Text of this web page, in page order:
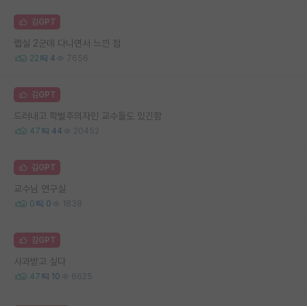
김GPT
랩실 2군데 다니면서 느낀 점
22 4 7656
김GPT
드러내고 학벌주의자인 교수들도 있긴함
47 44 20452
김GPT
교수님 연구실
0 0 1838
김GPT
사과받고 싶다
47 10 6625